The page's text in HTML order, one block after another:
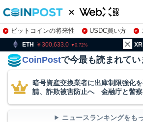
ビットコインの将来性 USDC買い方
株特集・関連銘柄
0.72 161.30
CoinPostで今最も読まれてい
暗号資産交換業者に出庫制限強化
請、詐欺被害防止へ 金融庁と警
ニュースランキングをも